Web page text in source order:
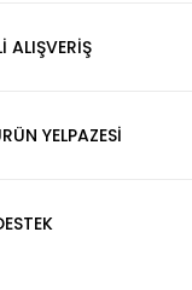
ALIŞVERİŞ
YELPAZESİ